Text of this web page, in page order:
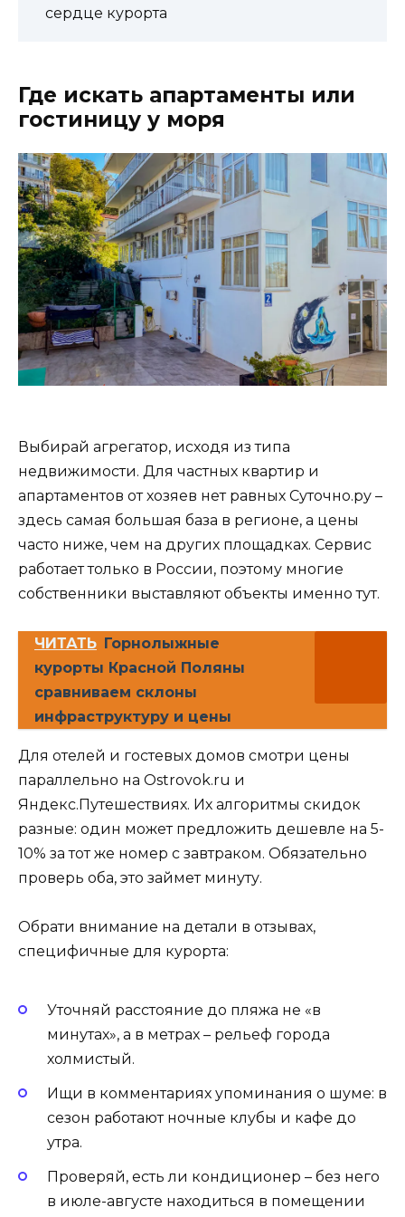
сердце курорта
Где искать апартаменты или
гостиницу у моря
Выбирай агрегатор, исходя из типа
недвижимости. Для частных квартир и
апартаментов от хозяев нет равных Суточно.ру –
здесь самая большая база в регионе, а цены
часто ниже, чем на других площадках. Сервис
работает только в России, поэтому многие
собственники выставляют объекты именно тут.
ЧИТАТЬ Горнолыжные
курорты Красной Поляны
сравниваем склоны
инфраструктуру и цены
Для отелей и гостевых домов смотри цены
параллельно на Ostrovok.ru и
Яндекс.Путешествиях. Их алгоритмы скидок
разные: один может предложить дешевле на 5-
10% за тот же номер с завтраком. Обязательно
проверь оба, это займет минуту.
Обрати внимание на детали в отзывах,
специфичные для курорта:
Уточняй расстояние до пляжа не «в
минутах», а в метрах – рельеф города
холмистый.
Ищи в комментариях упоминания о шуме: в
сезон работают ночные клубы и кафе до
утра.
Проверяй, есть ли кондиционер – без него
в июле-августе находиться в помещении